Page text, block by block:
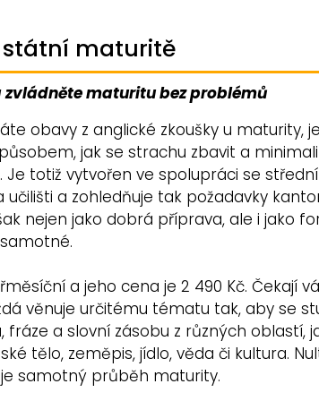
státní maturitě
zvládněte maturitu bez problémů
obavy z anglické zkoušky u maturity,
jak se strachu zbavit a
Je totiž vytvořen ve spolupráci se
učilišti a zohledňuje tak požadavky
nejen jako dobrá příprava, ale i jako
a jeho cena je 2 490 Kč. Čekají
věnuje určitému tématu tak, aby se
fráze a slovní zásobu z různých oblastí,
tělo, zeměpis, jídlo, věda či kultura.
samotný průběh maturity.